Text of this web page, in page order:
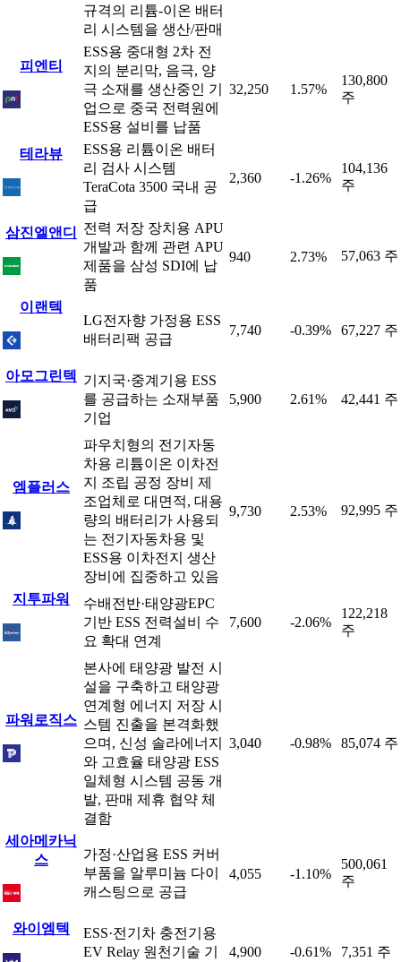
규격의 리튬-이온 배터
리 시스템을 생산/판매
피엔티
ESS용 중대형 2차 전
지의 분리막, 음극, 양
극 소재를 생산중인 기
업으로 중국 전력원에
ESS용 설비를 납품
32,250 1.57%
130,800
주
테라뷰
ESS용 리튬이온 배터
리 검사 시스템
TeraCota 3500 국내 공
급
2,360 -1.26%
104,136
주
삼진엘앤디
전력 저장 장치용 APU
개발과 함께 관련 APU
제품을 삼성 SDI에 납
품
940 2.73% 57,063 주
이랜텍
LG전자향 가정용 ESS
배터리팩 공급
7,740 -0.39% 67,227 주
아모그린텍
기지국·중계기용 ESS
를 공급하는 소재부품
기업
5,900 2.61% 42,441 주
엠플러스
파우치형의 전기자동
차용 리튬이온 이차전
지 조립 공정 장비 제
조업체로 대면적, 대용
량의 배터리가 사용되
는 전기자동차용 및
ESS용 이차전지 생산
장비에 집중하고 있음
9,730 2.53% 92,995 주
지투파워
수배전반·태양광EPC
기반 ESS 전력설비 수
요 확대 연계
7,600 -2.06%
122,218
주
파워로직스
본사에 태양광 발전 시
설을 구축하고 태양광
연계형 에너지 저장 시
스템 진출을 본격화했
으며, 신성 솔라에너지
와 고효율 태양광 ESS
일체형 시스템 공동 개
발, 판매 제휴 협약 체
결함
3,040 -0.98% 85,074 주
세아메카닉
스
가정·산업용 ESS 커버
부품을 알루미늄 다이
캐스팅으로 공급
4,055 -1.10%
500,061
주
와이엠텍
ESS·전기차 충전기용
EV Relay 원천기술 기
4,900 -0.61% 7,351 주